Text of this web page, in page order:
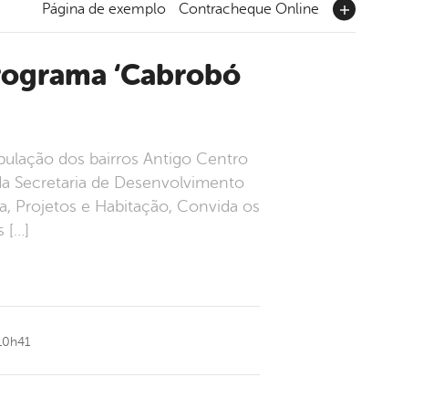
Página de exemplo Contracheque Online
dos bairros Antigo Centro
Secretaria de Desenvolvimento
Projetos e Habitação, Convida os
[…]